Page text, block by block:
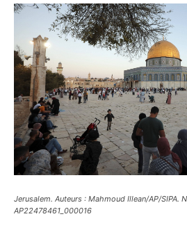
Jerusalem. Auteurs : Mahmoud Illean/AP/SIPA.
AP22478461_000016